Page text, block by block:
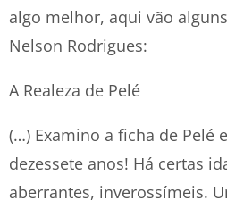
algo melhor, aqui vão
Nelson Rodrigues:
A Realeza de Pelé
(…) Examino a ficha de
dezessete anos! Há certas
aberrantes, inverossímeis.